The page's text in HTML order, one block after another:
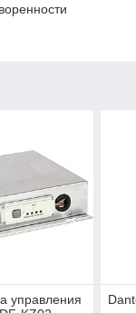
управления